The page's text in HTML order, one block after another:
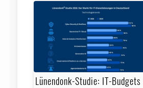
Lünendonk-Studie: IT-Budgets